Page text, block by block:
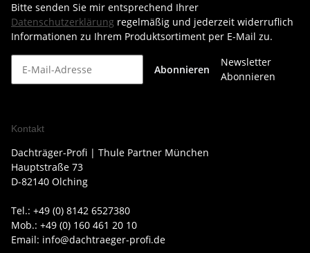
Bitte senden Sie mir entsprechend Ihrer
Datenschutzerklärung regelmäßig und jederzeit widerruflich
Informationen zu Ihrem Produktsortiment per E-Mail zu.
Abonnieren
Newsletter
Abonnieren
Kontakt
Dachträger-Profi | Thule Partner München
Hauptstraße 73
D-82140 Olching
Tel.: +49 (0) 8142 6527380
Mob.: +49 (0) 160 461 20 10
Email: info@dachtraeger-profi.de